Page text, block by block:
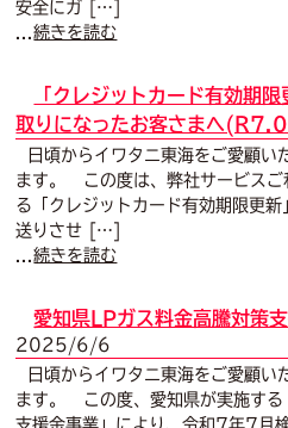
安全にガ […]
...続きを読む
「クレジットカード有効期
取りになったお客さまへ
日頃からイワタニ東海をご愛顧い
ます。 この度は、弊社サービスご
る「クレジットカード有効期限更
送りさせ […]
...続きを読む
愛知県LPガス料金高騰対策
2025/6/6
日頃からイワタニ東海をご愛顧い
ます。 この度、愛知県が実施する
支援金事業」により、令和7年7月